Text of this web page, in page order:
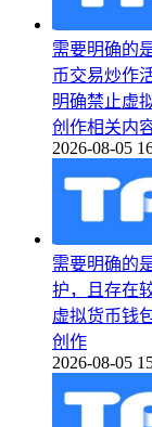
需要明确的
币交易炒作
明确禁止虚
创作相关内
2026-08-05
需要明确的
护，且存在
虚拟货币钱
创作
2026-08-05